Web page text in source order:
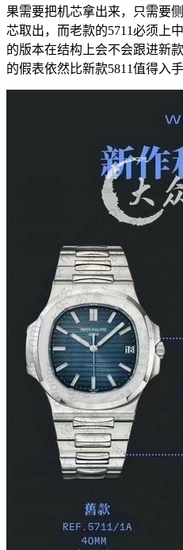
果需要把机芯拿出来，只需要
芯取出，而老款的5711必须上
的版本在结构上会不会跟进新
的假表依然比新款5811值得入手